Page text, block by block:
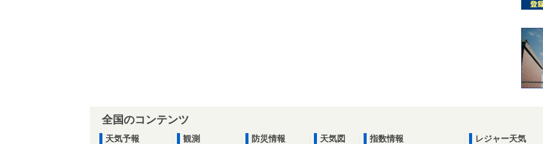
全国のコンテンツ
天気予報
観測
防災情報
天気図
指数情報
レジャー天気